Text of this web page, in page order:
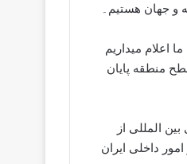
و جھان ھستيم۔
اعلام ميداريم
منطقه پايان
المللی از
داخلی ایران